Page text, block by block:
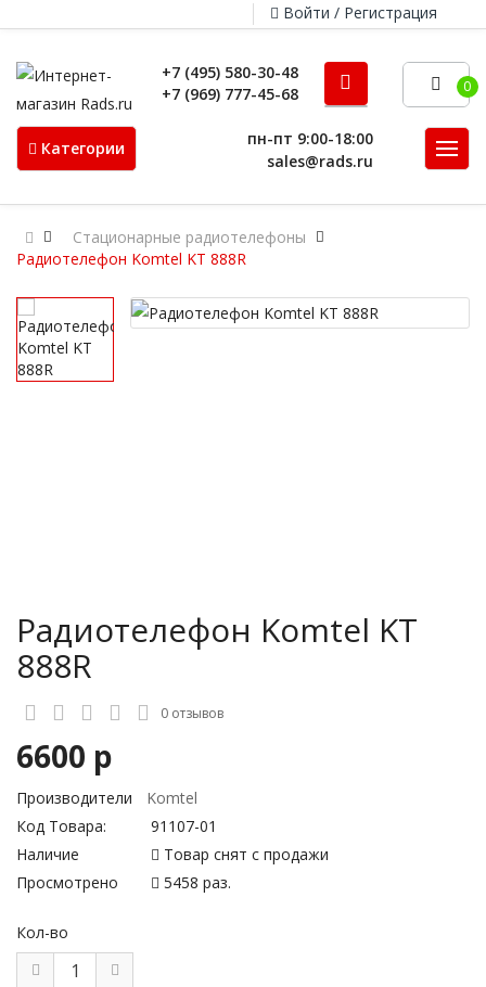
Войти / Регистрация
+7 (495) 580-30-48
+7 (969) 777-45-68
0
Категории
пн-пт 9:00-18:00
sales@rads.ru
Стационарные радиотелефоны
Радиотелефон Komtel KT 888R
Радиотелефон Komtel KT
888R
0 отзывов
6600 р
Производители
Komtel
Код Товара:
91107-01
Наличие
Товар снят с продажи
Просмотрено
5458 раз.
Кол-во